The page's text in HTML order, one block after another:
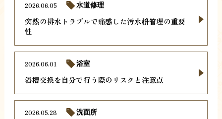
突然の排水トラブルで痛感した汚水枡管理の重要
性
2026.06.05 水道修理
浴槽交換を自分で行う際のリスクと注意点
2026.06.01 浴室
2026.05.28 洗面所